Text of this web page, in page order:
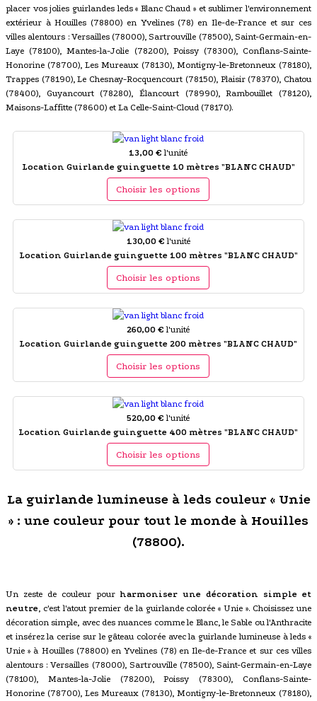
placer vos jolies guirlandes leds « Blanc Chaud » et sublimer l'environnement
extérieur à Houilles (78800) en Yvelines (78) en Ile-de-France et sur ces
villes alentours : Versailles (78000), Sartrouville (78500), Saint-Germain-en-
Laye (78100), Mantes-la-Jolie (78200), Poissy (78300), Conflans-Sainte-
Honorine (78700), Les Mureaux (78130), Montigny-le-Bretonneux (78180),
Trappes (78190), Le Chesnay-Rocquencourt (78150), Plaisir (78370), Chatou
(78400), Guyancourt (78280), Élancourt (78990), Rambouillet (78120),
Maisons-Laffitte (78600) et La Celle-Saint-Cloud (78170).
13,00 € l'unité
Location Guirlande guinguette 10 mètres "BLANC CHAUD"
Choisir les options
130,00 € l'unité
Location Guirlande guinguette 100 mètres "BLANC CHAUD"
Choisir les options
260,00 € l'unité
Location Guirlande guinguette 200 mètres "BLANC CHAUD"
Choisir les options
520,00 € l'unité
Location Guirlande guinguette 400 mètres "BLANC CHAUD"
Choisir les options
La guirlande lumineuse à leds couleur « Unie
» : une couleur pour tout le monde à Houilles
(78800).
Un zeste de couleur pour harmoniser une décoration simple et
neutre, c'est l'atout premier de la guirlande colorée « Unie ». Choisissez une
décoration simple, avec des nuances comme le Blanc, le Sable ou l'Anthracite
et insérez la cerise sur le gâteau colorée avec la guirlande lumineuse à leds «
Unie » à Houilles (78800) en Yvelines (78) en Ile-de-France et sur ces villes
alentours : Versailles (78000), Sartrouville (78500), Saint-Germain-en-Laye
(78100), Mantes-la-Jolie (78200), Poissy (78300), Conflans-Sainte-
Honorine (78700), Les Mureaux (78130), Montigny-le-Bretonneux (78180),